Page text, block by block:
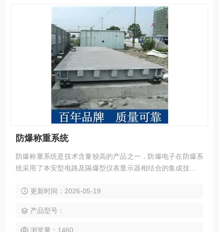
防爆称重系统
防爆称重系统是技术含量较高的产品之一，防爆电子在防爆系
统采用了本安型电路及隔爆型仪表显示器相结合的集成技术。
为保证安全，在化工、医药、石油、粮食、纺织等行业均需使
更新时间：2026-05-19
产品型号：
浏览量：1460